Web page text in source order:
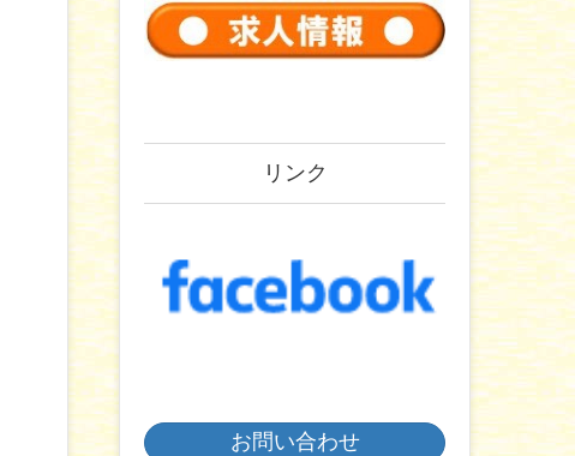
リンク
お問い合わせ